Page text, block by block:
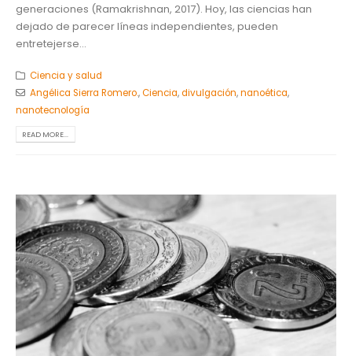
generaciones (Ramakrishnan, 2017). Hoy, las ciencias han
dejado de parecer líneas independientes, pueden
entretejerse...
Ciencia y salud
Angélica Sierra Romero.,Ciencia,divulgación,nanoética,
nanotecnología
READ MORE...